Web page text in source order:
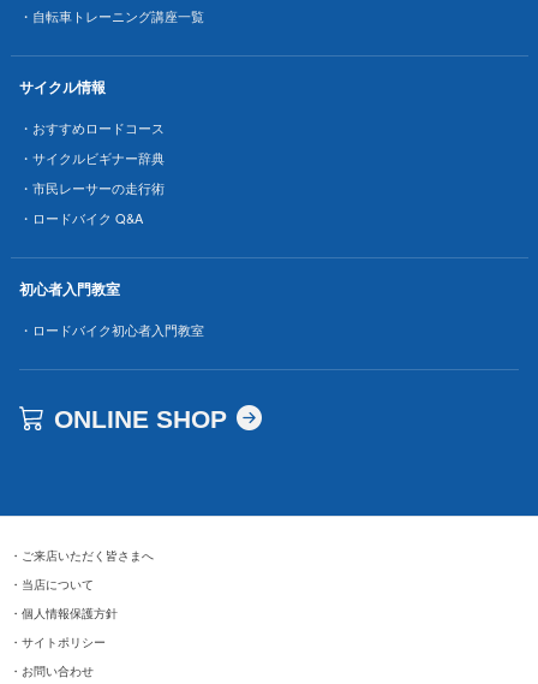
・自転車トレーニング講座一覧
サイクル情報
・おすすめロードコース
・サイクルビギナー辞典
・市民レーサーの走行術
・ロードバイク Q&A
初心者入門教室
・ロードバイク初心者入門教室
ONLINE SHOP
・ ご来店いただく皆さまへ
・ 当店について
・ 個人情報保護方針
・ サイトポリシー
・ お問い合わせ